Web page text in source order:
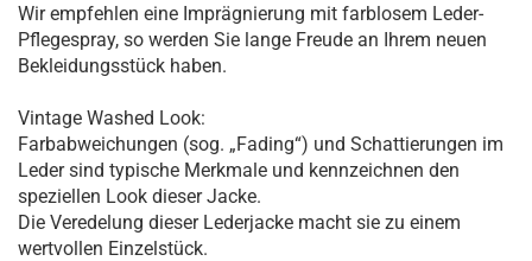
Wir empfehlen eine Imprägnierung mit farblosem Leder-
Pflegespray, so werden Sie lange Freude an Ihrem neuen
Bekleidungsstück haben.
Vintage Washed Look:
Farbabweichungen (sog. „Fading“) und Schattierungen im
Leder sind typische Merkmale und kennzeichnen den
speziellen Look dieser Jacke.
Die Veredelung dieser Lederjacke macht sie zu einem
wertvollen Einzelstück.